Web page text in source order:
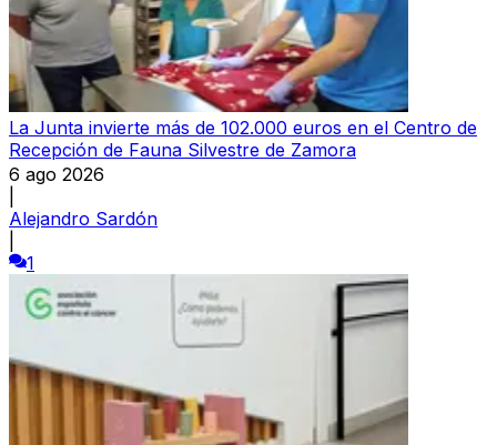
La Junta invierte más de 102.000 euros en el Centro de
Recepción de Fauna Silvestre de Zamora
6 ago 2026
Alejandro Sardón
1